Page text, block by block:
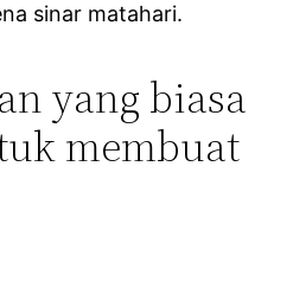
sinar matahari.
yang biasa
membuat